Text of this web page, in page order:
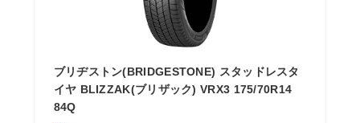
ブリヂストン(BRIDGESTONE) スタッドレスタ
イヤ BLIZZAK(ブリザック) VRX3 175/70R14
84Q